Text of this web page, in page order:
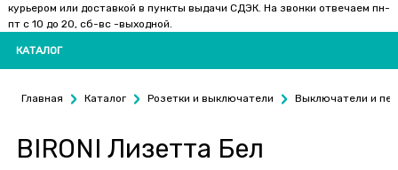
курьером или доставкой в пункты выдачи СДЭК. На звонки отвечаем пн-
пт с 10 до 20, сб-вс -выходной.
КАТАЛОГ
Главная Каталог Розетки и выключатели Выключатели и
BIRONI Лизетта Бел